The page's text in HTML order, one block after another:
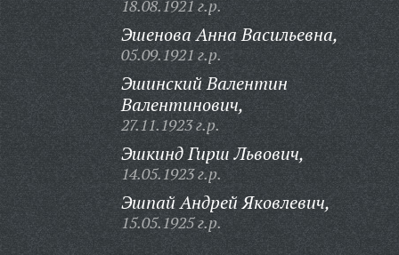
18.08.1921 г.р.
Эшенова Анна Васильевна,
05.09.1921 г.р.
Эшинский Валентин
Валентинович,
27.11.1923 г.р.
Эшкинд Гирш Львович,
14.05.1923 г.р.
Эшпай Андрей Яковлевич,
15.05.1925 г.р.